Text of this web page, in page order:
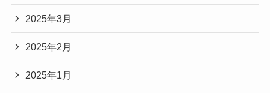
2025年3月
2025年2月
2025年1月